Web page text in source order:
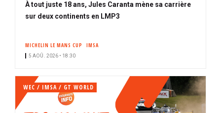
À tout juste 18 ans, Jules Caranta mène sa carrière
sur deux continents en LMP3
MICHELIN LE MANS CUP IMSA
5 AOÛ. 2026 • 18:30
WEC / IMSA / GT WORLD